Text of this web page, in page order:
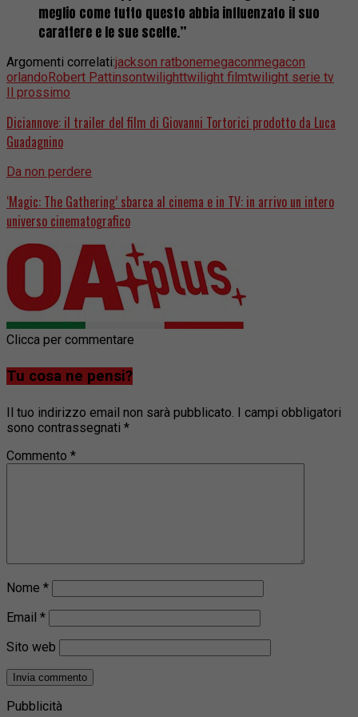
meglio come tutto questo abbia influenzato il suo
carattere e le sue scelte.”
Argomenti correlati:jackson ratbonemegaconmegacon
orlandoRobert Pattinsontwilighttwilight filmtwilight serie tv
Il prossimo
Diciannove: il trailer del film di Giovanni Tortorici prodotto da Luca
Guadagnino
Da non perdere
‘Magic: The Gathering’ sbarca al cinema e in TV: in arrivo un intero
universo cinematografico
Clicca per commentare
Tu cosa ne pensi?
Il tuo indirizzo email non sarà pubblicato. I campi obbligatori
sono contrassegnati *
Commento *
Nome *
Email *
Sito web
Pubblicità